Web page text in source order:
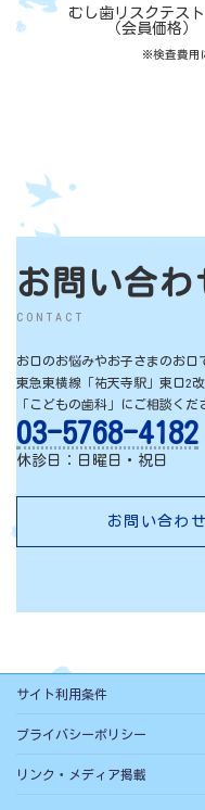
むし歯リスクテス
（会員価格）
※検査費用
お問い合わ
CONTACT
お口のお悩みやお子さまのお口
東急東横線「祐天寺駅」東口2
「こどもの歯科」にご相談くだ
03-5768-4182
休診日：日曜日・祝日
お問い合わせ
サイト利用条件
プライバシーポリシー
リンク・メディア掲載